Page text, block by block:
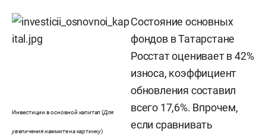
Инвестиции в основной капитал (Для
увеличения нажмите на картинку)
Состояние основных
фондов в Татарстане
Росстат оценивает в 42%
износа, коэффициент
обновления составил
всего 17,6%. Впрочем,
если сравнивать